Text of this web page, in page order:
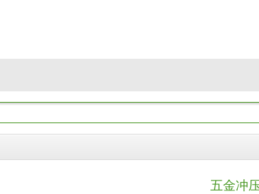
五金冲